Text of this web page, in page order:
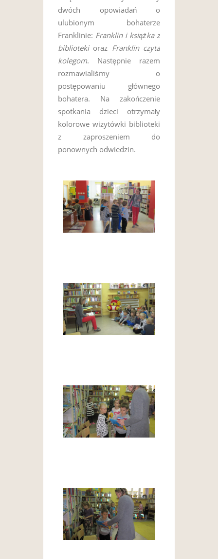
dwóch opowiadań o
ulubionym bohaterze
Franklinie: Franklin i książka z
bibliotekioraz Franklin czyta
kolegom. Następnie razem
rozmawialiśmy o
postępowaniu głównego
bohatera. Na zakończenie
spotkania dzieci otrzymały
kolorowe wizytówki biblioteki
z zaproszeniem do
ponownych odwiedzin.